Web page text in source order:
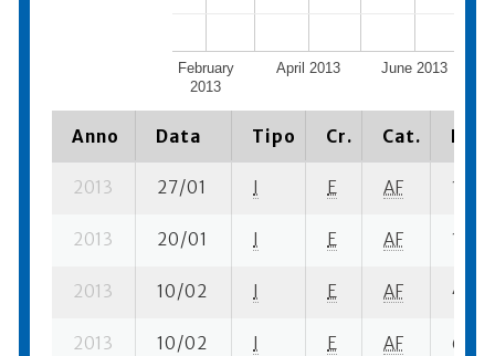
February
2013
April 2013 June 2013
Anno Data Tipo Cr. Cat.
2013 27/01 I E AF 1 se-
2013 20/01 I E AF 1 se-
2013 10/02 I E AF 4
2013 10/02 I E AF 6 fi-